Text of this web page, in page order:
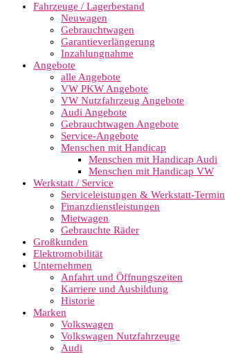
Fahrzeuge / Lagerbestand
Neuwagen
Gebrauchtwagen
Garantieverlängerung
Inzahlungnahme
Angebote
alle Angebote
VW PKW Angebote
VW Nutzfahrzeug Angebote
Audi Angebote
Gebrauchtwagen Angebote
Service-Angebote
Menschen mit Handicap
Menschen mit Handicap Audi
Menschen mit Handicap VW
Werkstatt / Service
Serviceleistungen & Werkstatt-Termin
Finanzdienstleistungen
Mietwagen
Gebrauchte Räder
Großkunden
Elektromobilität
Unternehmen
Anfahrt und Öffnungszeiten
Karriere und Ausbildung
Historie
Marken
Volkswagen
Volkswagen Nutzfahrzeuge
Audi